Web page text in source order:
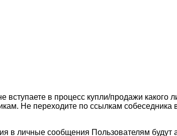
в процесс купли/продажи какого
Не переходите по ссылкам
сообщения Пользователям будут